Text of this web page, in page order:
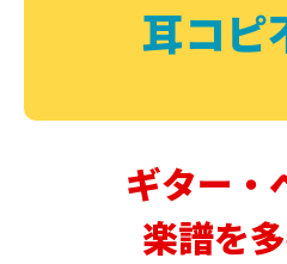
耳コピ
ギター・
楽譜を